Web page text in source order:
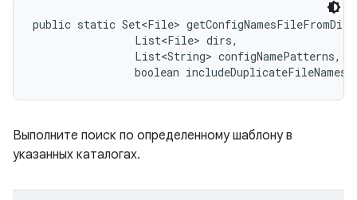
public static Set<File>
                List<File> dirs,
                List<String> configNamePatterns,
                boolean includeDuplicateFileNames)
Выполните поиск по определенному шаблону в
указанных каталогах.